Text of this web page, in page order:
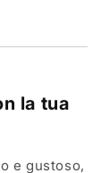
la tua
e gustoso,